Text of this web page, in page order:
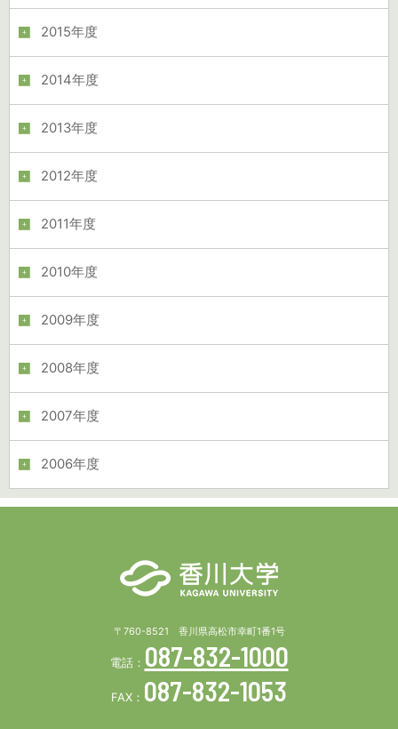
2015年度
2014年度
2013年度
2012年度
2011年度
2010年度
2009年度
2008年度
2007年度
2006年度
〒760-8521 香川県高松市幸町1番1号
電話： 087-832-1000
FAX： 087-832-1053